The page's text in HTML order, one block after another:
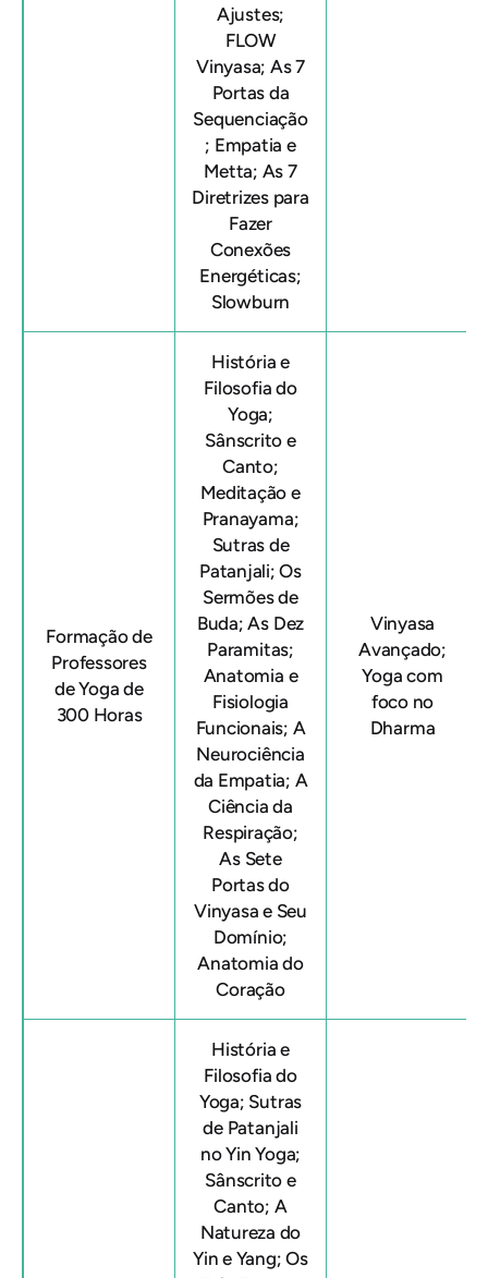
Ajustes;
FLOW
Vinyasa; As 7
Portas da
Sequenciação
; Empatia e
Metta; As 7
Diretrizes para
Fazer
Conexões
Energéticas;
Slowburn
Formação de
Professores
de Yoga de
300 Horas
História e
Filosofia do
Yoga;
Sânscrito e
Canto;
Meditação e
Pranayama;
Sutras de
Patanjali; Os
Sermões de
Buda; As Dez
Paramitas;
Anatomia e
Fisiologia
Funcionais; A
Neurociência
da Empatia; A
Ciência da
Respiração;
As Sete
Portas do
Vinyasa e Seu
Domínio;
Anatomia do
Coração
Vinyasa
Avançado;
Yoga com
foco no
Dharma
História e
Filosofia do
Yoga; Sutras
de Patanjali
no Yin Yoga;
Sânscrito e
Canto; A
Natureza do
Yin e Yang; Os